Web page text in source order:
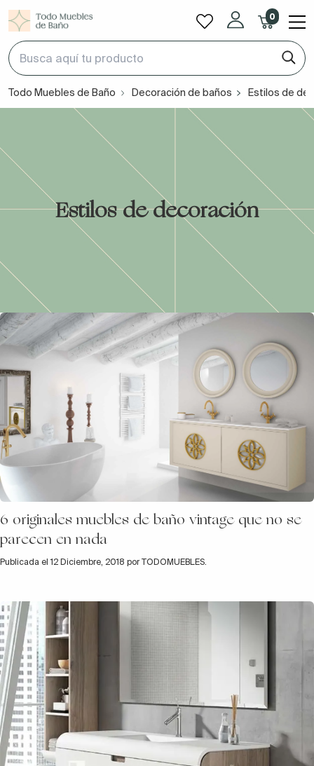
0
Todo Muebles de Baño Decoración de baños Estilos de
Estilos de decoración
6 originales muebles de baño vintage que no se
parecen en nada
Publicada el 12 Diciembre, 2018 por TODOMUEBLES.